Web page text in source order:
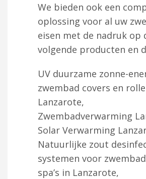
We bieden ook een
oplossing voor al uw
eisen met de nadruk op
volgende producten en
UV duurzame zonne-
zwembad covers en
Lanzarote,
Zwembadverwarming
Solar Verwarming
Natuurlijke zout
systemen voor
spa’s in Lanzarote,